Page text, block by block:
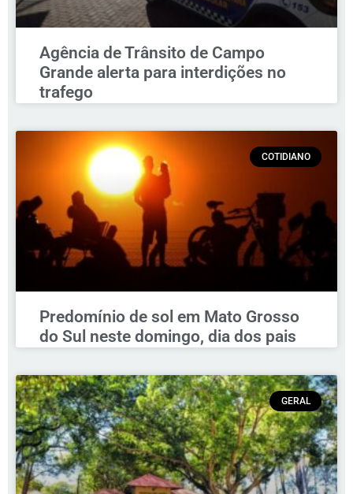
Agência de Trânsito de Campo
Grande alerta para interdições no
trafego
COTIDIANO
Predomínio de sol em Mato Grosso
do Sul neste domingo, dia dos pais
GERAL